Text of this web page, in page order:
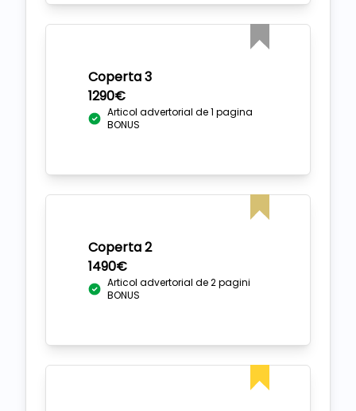
Coperta 3
1290€
Articol advertorial de 1 pagina
BONUS
Coperta 2
1490€
Articol advertorial de 2 pagini
BONUS